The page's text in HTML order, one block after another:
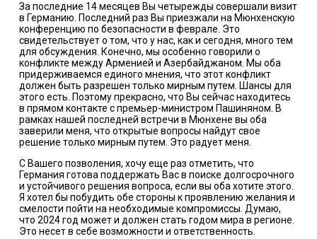
За последние 14 месяцев Вы четырежды совершали визит
в Германию. Последний раз Вы приезжали на Мюнхенскую
конференцию по безопасности в феврале. Это
свидетельствует о том, что у нас, как и сегодня, много тем
для обсуждения. Конечно, мы особенно говорили о
конфликте между Арменией и Азербайджаном. Мы оба
придерживаемся единого мнения, что этот конфликт
должен быть разрешен только мирным путем. Шансы для
этого есть. Поэтому прекрасно, что Вы сейчас находитесь
в прямом контакте с премьер-министром Пашиняном. В
рамках нашей последней встречи в Мюнхене вы оба
заверили меня, что открытые вопросы найдут свое
решение только мирным путем. Это радует меня.
С Вашего позволения, хочу еще раз отметить, что
Германия готова поддержать Вас в поиске долгосрочного
и устойчивого решения вопроса, если вы оба хотите этого.
Я хотел бы побудить обе стороны к проявлению желания и
смелости пойти на необходимые компромиссы. Думаю,
что 2024 год может и должен стать годом мира в регионе.
Это несет в себе возможности и ответственность.